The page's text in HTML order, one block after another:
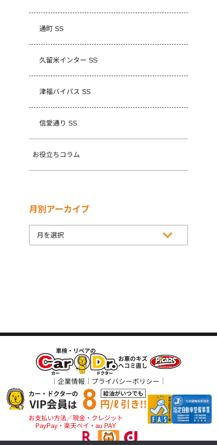
通町 SS
久留米インター SS
津福バイパス SS
信愛通り SS
お役立ちコラム
月別アーカイブ
企業情報 プライバシーポリシー
お支払い方法／現金・クレジット
PayPay・楽天ペイ・au PAY